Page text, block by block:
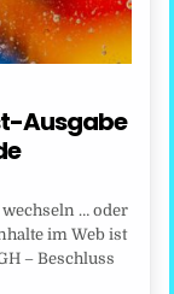
Ausgabe
… oder
im Web ist
– Beschluss